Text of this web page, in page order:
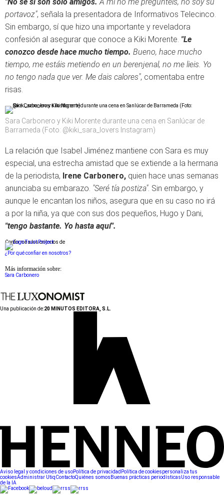
portavoz", señala la presentadora de Informativos Telecinco.
Sin embargo, sí que hizo una importante y reveladora
confesión al asegurar que conoce a Kiki Morente. "Le
conozco desde hace mucho tiempo. Bueno, hace mucho
tiempo, me estáis metiendo en un berenjenal, no me lieis. Yo
no tengo nada que ver. Me dais calores", comentaba entre
risas.
Sara Carbonero y Kiki Morente durante una cena en Sanlúcar de
Barrameda (Foto: @kiki_sara_lovers Instagram)
La relación que Isabel Jiménez mantiene con Sara es muy
especial, una estrecha amistad que se extiende a la hermana
de la periodista, Irene Carbonero, quien hace unas semanas
anunciaba su embarazo. "Seré tía postiza". Sin embargo, y
aunque le encantan los niños, asegura que en su caso no irá
a por la niña, ya que con sus dos pequeños, Hugo y Dani,
"tengo bastante. Yo hasta aquí".
Conforme a los criterios de
¿Por qué confiar en nosotros?
Más información sobre:
Sara Carbonero
Una publicación de:20 MINUTOS EDITORA, S.L.
Aviso legal y condiciones de usoPolítica de privacidad Política de cookiespersonaliza tus
cookiesAdministrar UtiqContactoQuiénes somos Buenas prácticas periodísticasUso responsable
de la IA